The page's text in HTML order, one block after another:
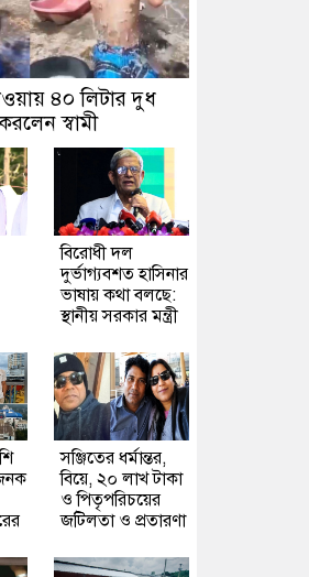
৪০ লিটার দুধ
স্বামী
বিরোধী দল
দুর্ভাগ্যবশত হাসিনার
ভাষায় কথা বলছে:
স্থানীয় সরকার মন্ত্রী
সঞ্জিতের ধর্মান্তর,
বিয়ে, ২০ লাখ টাকা
ও পিতৃপরিচয়ের
জটিলতা ও প্রতারণা